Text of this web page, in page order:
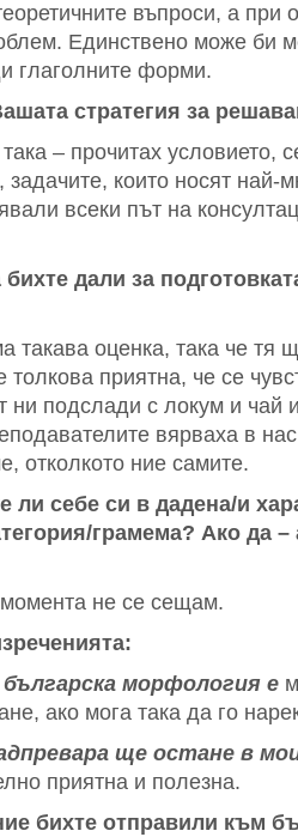
въпроси, а при
Единствено може би
глаголните форми.
стратегия за
– прочитах условието,
които носят най-
всеки път на
бихте дали за
такава оценка, така че тя
приятна, че се
ни подслади с локум и чай
вярваха в
отколкото ние самите.
ли себе си в дадена/и
грамема? Ако да –
не се сещам.
морфология е
ако мога така да го
ще остане в
приятна и полезна.
бихте отправили към